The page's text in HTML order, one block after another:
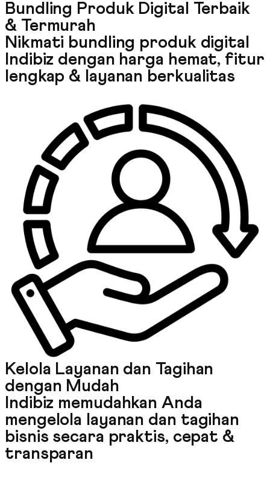
Bundling Produk Digital Terbaik
& Termurah
Nikmati bundling produk digital
Indibiz dengan harga hemat, fitur
lengkap & layanan berkualitas
Kelola Layanan dan Tagihan
dengan Mudah
Indibiz memudahkan Anda
mengelola layanan dan tagihan
bisnis secara praktis, cepat &
transparan